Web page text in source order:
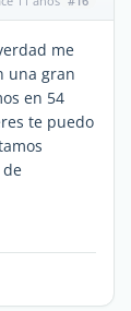
me
una gran
en 54
te puedo